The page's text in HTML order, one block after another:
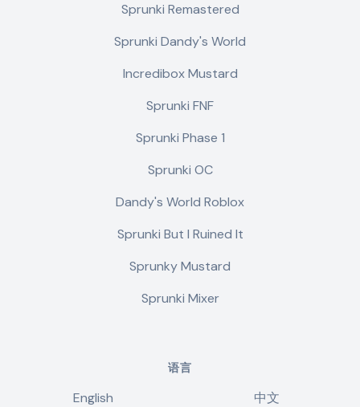
Sprunki Remastered
Sprunki Dandy's World
Incredibox Mustard
Sprunki FNF
Sprunki Phase 1
Sprunki OC
Dandy's World Roblox
Sprunki But I Ruined It
Sprunky Mustard
Sprunki Mixer
语言
English 中文